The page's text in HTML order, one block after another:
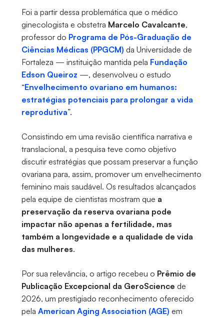
Foi a partir dessa problemática que o médico
ginecologista e obstetra Marcelo Cavalcante,
professor do Programa de Pós-Graduação de
Ciências Médicas (PPGCM) da Universidade de
Fortaleza — instituição mantida pela Fundação
Edson Queiroz —, desenvolveu o estudo
“Envelhecimento ovariano em humanos:
estratégias potenciais para prolongar a vida
reprodutiva”.
Consistindo em uma revisão científica narrativa e
translacional, a pesquisa teve como objetivo
discutir estratégias que possam preservar a função
ovariana para, assim, promover um envelhecimento
feminino mais saudável. Os resultados alcançados
pela equipe de cientistas mostram que a
preservação da reserva ovariana pode
impactar não apenas a fertilidade, mas
também a longevidade e a qualidade de vida
das mulheres.
Por sua relevância, o artigo recebeu o Prêmio de
Publicação Excepcional da GeroScience de
2026, um prestigiado reconhecimento oferecido
pela American Aging Association (AGE) em